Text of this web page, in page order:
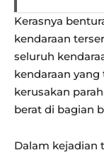
Kerasnya
kendaraan
seluruh
kendaraan
kerusakan
berat di bagian
Dalam kejadian